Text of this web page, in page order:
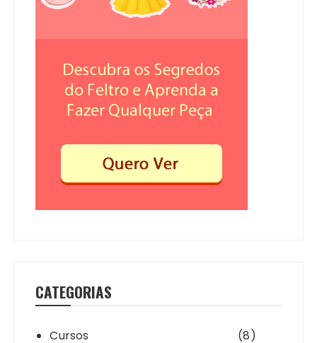
CATEGORIAS
Cursos (8)